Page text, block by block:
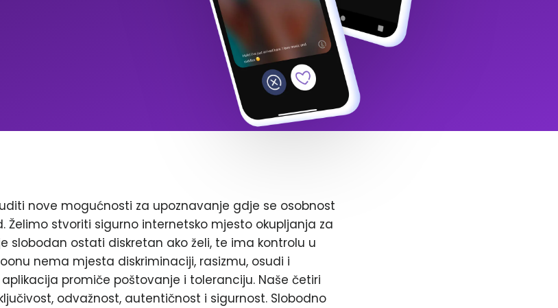
nove mogućnosti za upoznavanje gdje se osobnost
Želimo stvoriti sigurno internetsko mjesto okupljanja za
slobodan ostati diskretan ako želi, te ima kontrolu u
nema mjesta diskriminaciji, rasizmu, osudi i
promiče poštovanje i toleranciju. Naše četiri
odvažnost, autentičnost i sigurnost. Slobodno